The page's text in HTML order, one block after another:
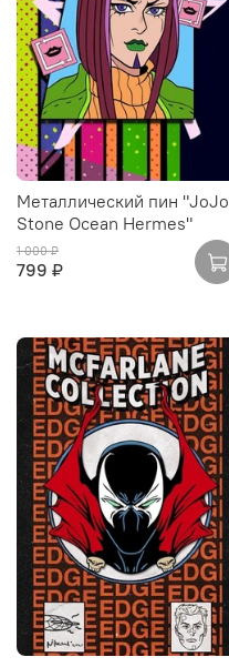
Металлический пин "JoJo
Stone Ocean Hermes"
1 000 ₽
799 ₽